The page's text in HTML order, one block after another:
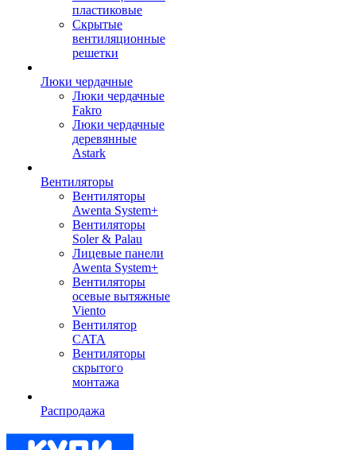
пластиковые
Скрытые
вентиляционные
решетки
Люки чердачные
Люки чердачные
Fakro
Люки чердачные
деревянные
Astark
Вентиляторы
Вентиляторы
Awenta System+
Вентиляторы
Soler & Palau
Лицевые панели
Awenta System+
Вентиляторы
осевые вытяжные
Viento
Вентилятор
CATA
Вентиляторы
скрытого
монтажа
Распродажа